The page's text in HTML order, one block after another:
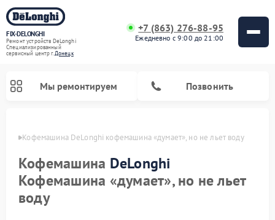
FIX-DELONGHI
Ремонт устройств DeLonghi
Специализированный
cервисный центр г.Донецк
+7 (863) 276-88-95
Ежедневно с 9:00 до 21:00
Мы ремонтируем Позвонить
Кофемашина DeLonghi кофемашина «думает», но не льет воду
Кофемашина DeLonghi
Кофемашина «думает», но не льет
воду